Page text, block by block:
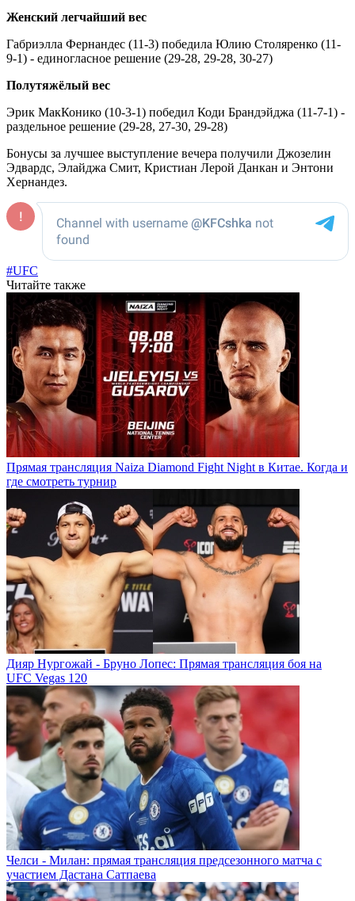
Женский легчайший вес
Габриэлла Фернандес (11-3) победила Юлию Столяренко (11-
9-1) - единогласное решение (29-28, 29-28, 30-27)
Полутяжёлый вес
Эрик МакКонико (10-3-1) победил Коди Брандэйджа (11-7-1) -
раздельное решение (29-28, 27-30, 29-28)
Бонусы за лучшее выступление вечера получили Джозелин
Эдвардс, Элайджа Смит, Кристиан Лерой Данкан и Энтони
Хернандез.
#UFC
Читайте также
Прямая трансляция Naiza Diamond Fight Night в Китае. Когда и
где смотреть турнир
Дияр Нургожай - Бруно Лопес: Прямая трансляция боя на
UFC Vegas 120
Челси - Милан: прямая трансляция предсезонного матча с
участием Дастана Сатпаева